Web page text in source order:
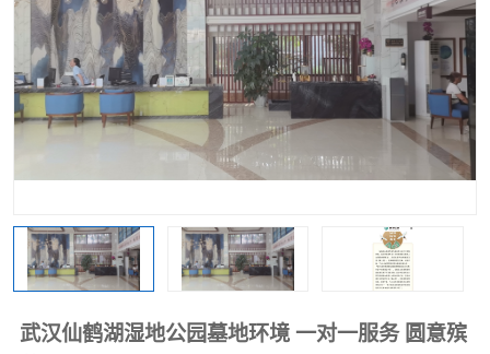
武汉仙鹤湖湿地公园墓地环境 一对一服务 圆意殡